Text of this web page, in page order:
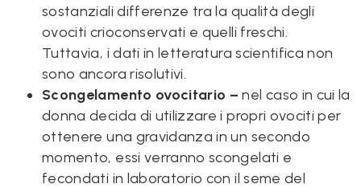
sostanziali differenze tra la qualità degli
ovociti crioconservati e quelli freschi.
Tuttavia, i dati in letteratura scientifica non
sono ancora risolutivi.
Scongelamento ovocitario – nel caso in cui la
donna decida di utilizzare i propri ovociti per
ottenere una gravidanza in un secondo
momento, essi verranno scongelati e
fecondati in laboratorio con il seme del